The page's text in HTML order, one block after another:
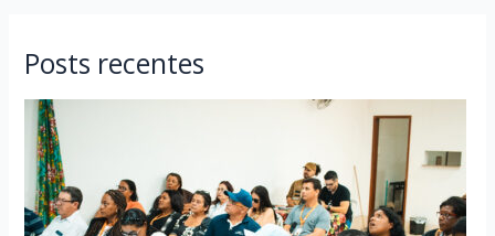
Posts recentes